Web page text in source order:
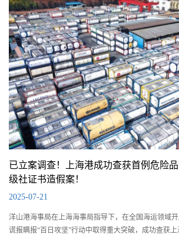
已立案调查！上海港成功查获首例危险
级社证书造假案！
2025-07-21
洋山港海事局在上海海事局指导下，在全国海运领域
谎报瞒报“百日攻坚”行动中取得重大突破，成功查获